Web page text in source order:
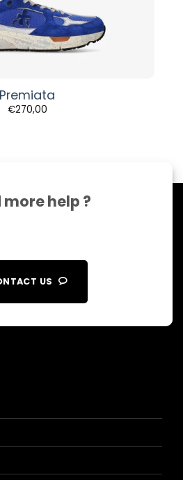
Premiata
€270,00
more help ?
US